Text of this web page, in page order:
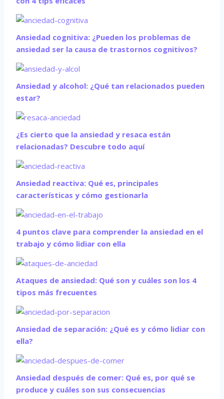
Ansiedad cognitiva: ¿Pueden los problemas de
ansiedad ser la causa de trastornos cognitivos?
Ansiedad y alcohol: ¿Qué tan relacionados pueden
estar?
¿Es cierto que la ansiedad y resaca están
relacionadas? Descubre todo aquí
Ansiedad reactiva: Qué es, principales
características y cómo gestionarla
4 puntos clave para comprender la ansiedad en el
trabajo y cómo lidiar con ella
Ataques de ansiedad: Qué son y cuáles son los 4
tipos más frecuentes
Ansiedad de separación: ¿Qué es y cómo lidiar con
ella?
Ansiedad después de comer: Qué es, por qué se
produce y cuáles son sus consecuencias